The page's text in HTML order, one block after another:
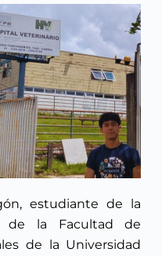
estudiante de la
de la Facultad de
de la Universidad